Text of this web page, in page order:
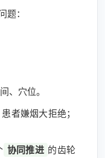
题：
、穴位。
者嫌烟大拒绝；
协同推进 的齿轮